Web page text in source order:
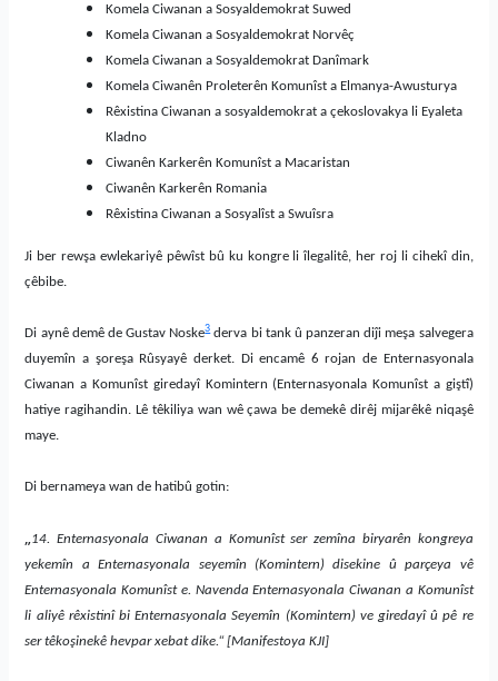
Komela Ciwanan a Sosyaldemokrat Suwed
Komela Ciwanan a Sosyaldemokrat Norvêç
Komela Ciwanan a Sosyaldemokrat Danîmark
Komela Ciwanên Proleterên Komunîst a Elmanya-Awusturya
Rêxistina Ciwanan a sosyaldemokrat a çekoslovakya li Eyaleta
Kladno
Ciwanên Karkerên Komunîst a Macaristan
Ciwanên Karkerên Romania
Rêxistina Ciwanan a Sosyalîst a Swuîsra
Ji ber rewşa ewlekariyê pêwîst bû ku kongre li îlegalitê, her roj li cihekî din,
çêbibe.
Di aynê demê de Gustav Noske3derva bi tank û panzeran diĵi meşa salvegera
duyemîn a şoreşa Rûsyayê derket. Di encamê 6 rojan de Enternasyonala
Ciwanan a Komunîst giredayî Komintern (Enternasyonala Komunîst a giştî)
hatiye ragihandin. Lê têkiliya wan wê çawa be demekê dirêj mijarêkê niqaşê
maye.
Di bernameya wan de hatibû gotin:
14. Enternasyonala Ciwanan a Komunîst ser zemîna biryarên kongreya
yekemîn a Enternasyonala seyemîn (Komintern) disekine û parçeya vê
Enternasyonala Komunîst e. Navenda Enternasyonala Ciwanan a Komunîst
li aliyê rêxistinî bi Enternasyonala Seyemîn (Komintern) ve giredayî û pê re
ser têkoşinekê hevpar xebat dike.“ [Manifestoya KJI]